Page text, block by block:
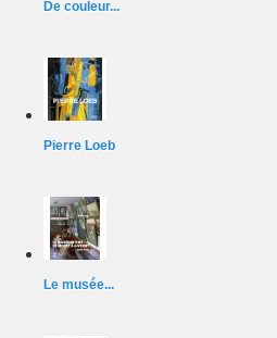
De couleur...
Pierre Loeb
Le musée...